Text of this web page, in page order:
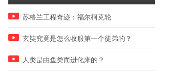
01:40
不止是尺寸和空间
苏格兰工程奇迹：福尔柯克轮
玄奘究竟是怎么收服第一个徒弟的？
人类是由鱼类而进化来的？